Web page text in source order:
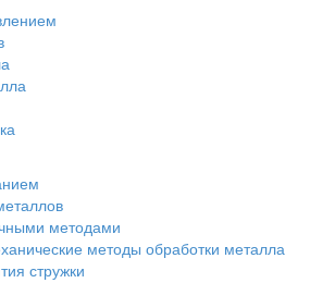
методами
методы обработки металла
стружки